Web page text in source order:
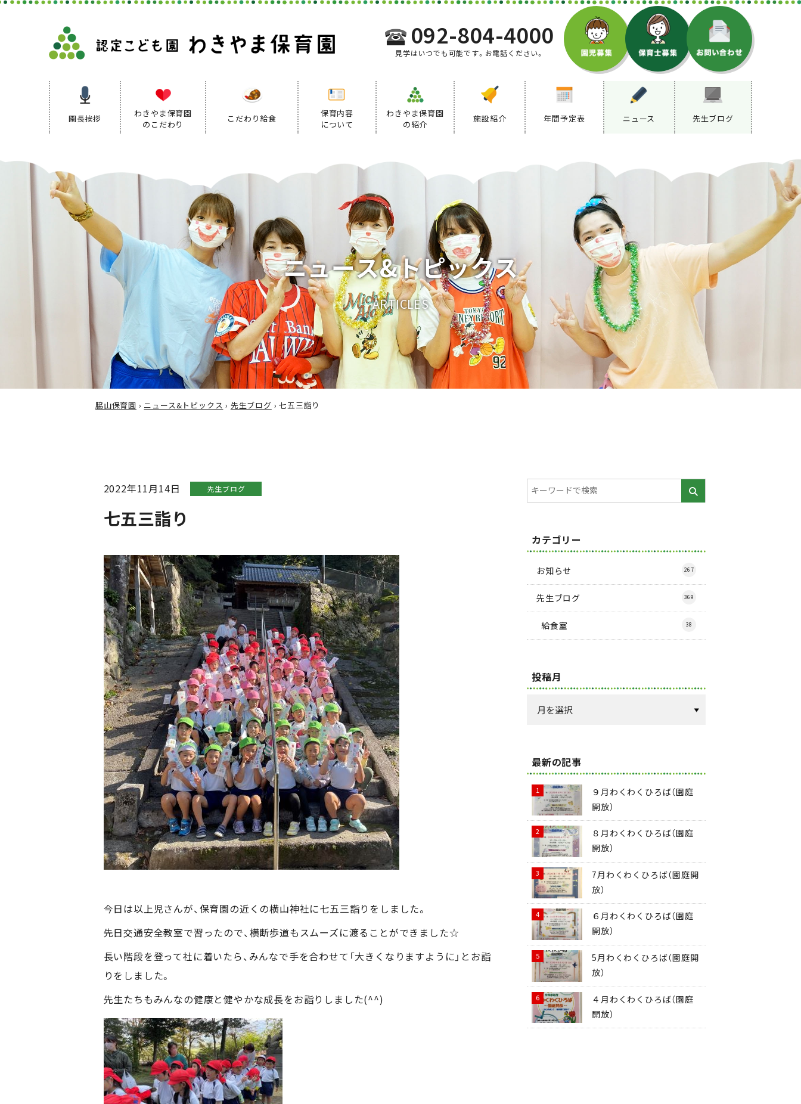
092-804-4000
見学はいつでも可能です。お電話ください。
園長挨拶
わきやま保育園
のこだわり
保育方針
保育の特色
保育方針
こだわり給食
保育内容
について
デイリープログラム
わきやま保育園
の紹介
施設紹介 年間予定表 ニュース 先生ブログ
ニュース&トピックス
ARTICLES
脇山保育園 › ニュース&トピックス › 先生ブログ ›七五三詣り
2022年11月14日 先生ブログ
七五三詣り
今日は以上児さんが、保育園の近くの横山神社に七五三詣りをしました。
先日交通安全教室で習ったので、横断歩道もスムーズに渡ることができました☆
長い階段を登って社に着いたら、みんなで手を合わせて「大きくなりますように」とお詣
りをしました。
先生たちもみんなの健康と健やかな成長をお詣りしました(^^)
カテゴリー
お知らせ 267
先生ブログ 369
給食室 38
投稿月
最新の記事
９月わくわくひろば（園庭
開放）
８月わくわくひろば（園庭
開放）
7月わくわくひろば（園庭開
放）
６月わくわくひろば（園庭
開放）
5月わくわくひろば（園庭開
放）
４月わくわくひろば（園庭
開放）